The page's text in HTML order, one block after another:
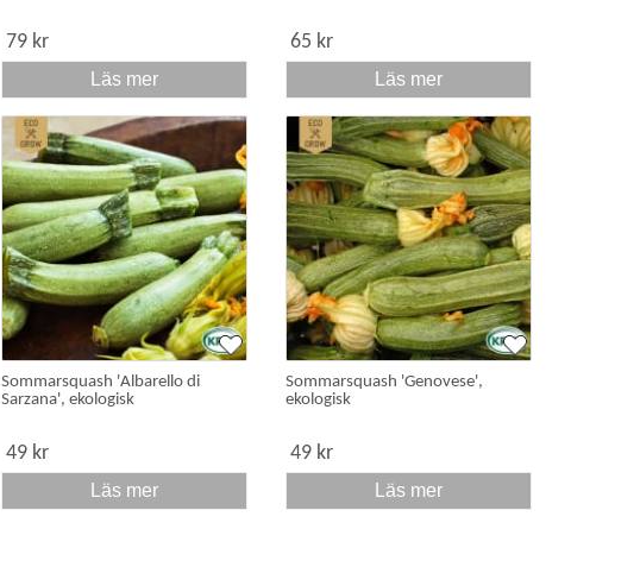
79 kr
Läs mer
65 kr
Läs mer
Sommarsquash 'Albarello di
Sarzana', ekologisk
49 kr
Läs mer
Sommarsquash 'Genovese',
ekologisk
49 kr
Läs mer